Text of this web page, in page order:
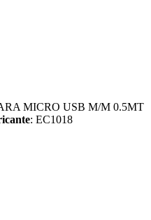
MICRO USB M/M 0.5MT
: EC1018